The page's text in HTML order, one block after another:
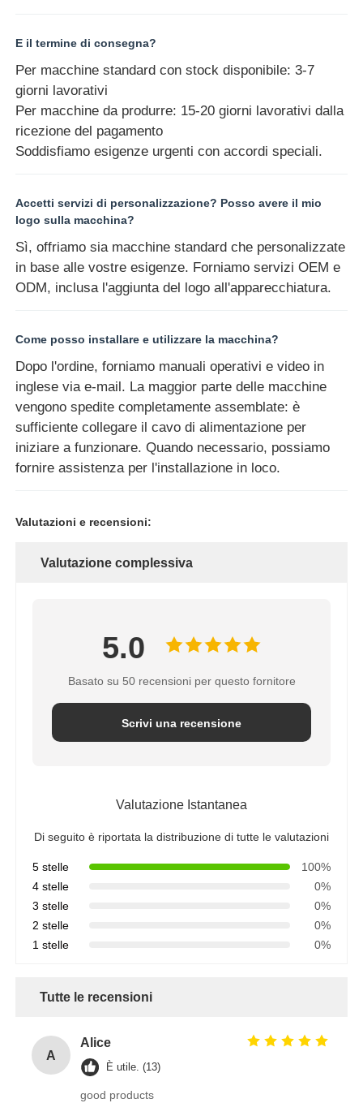
E il termine di consegna?
Per macchine standard con stock disponibile: 3-7
giorni lavorativi
Per macchine da produrre: 15-20 giorni lavorativi dalla
ricezione del pagamento
Soddisfiamo esigenze urgenti con accordi speciali.
Accetti servizi di personalizzazione? Posso avere il mio
logo sulla macchina?
Sì, offriamo sia macchine standard che personalizzate
in base alle vostre esigenze. Forniamo servizi OEM e
ODM, inclusa l'aggiunta del logo all'apparecchiatura.
Come posso installare e utilizzare la macchina?
Dopo l'ordine, forniamo manuali operativi e video in
inglese via e-mail. La maggior parte delle macchine
vengono spedite completamente assemblate: è
sufficiente collegare il cavo di alimentazione per
iniziare a funzionare. Quando necessario, possiamo
fornire assistenza per l'installazione in loco.
Valutazioni e recensioni:
Valutazione complessiva
5.0
Basato su 50 recensioni per questo fornitore
Scrivi una recensione
Valutazione Istantanea
Di seguito è riportata la distribuzione di tutte le valutazioni
5 stelle
100%
4 stelle
0%
3 stelle
0%
2 stelle
0%
1 stelle
0%
Tutte le recensioni
A
Alice
È utile. (13)
good products